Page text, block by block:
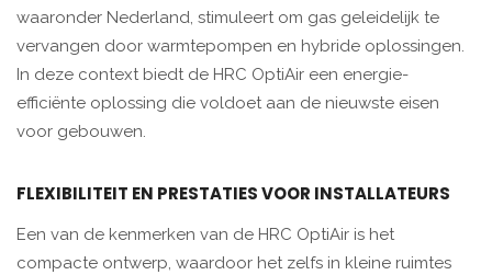
waaronder Nederland, stimuleert om gas geleidelijk te
vervangen door warmtepompen en hybride oplossingen.
In deze context biedt de HRC OptiAir een energie-
efficiënte oplossing die voldoet aan de nieuwste eisen
voor gebouwen.
FLEXIBILITEIT EN PRESTATIES VOOR INSTALLATEURS
Een van de kenmerken van de HRC OptiAir is het
compacte ontwerp, waardoor het zelfs in kleine ruimtes